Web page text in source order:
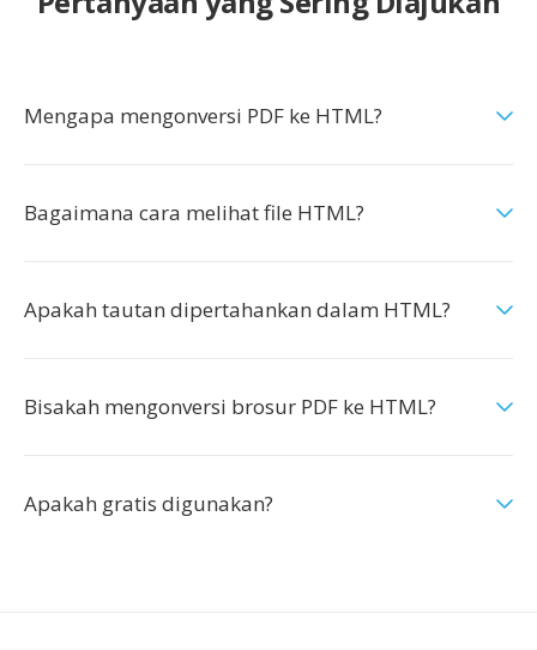
Mengapa mengonversi PDF ke HTML?
Bagaimana cara melihat file HTML?
Apakah tautan dipertahankan dalam HTML?
Bisakah mengonversi brosur PDF ke HTML?
Apakah gratis digunakan?